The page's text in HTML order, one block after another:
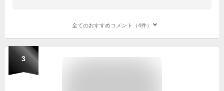
全てのおすすめコメント（4件）
3